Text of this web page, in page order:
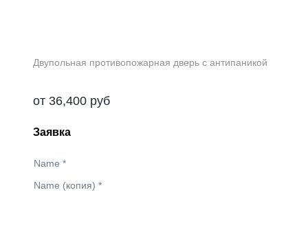
Двупольная противопожарная дверь с антипаникой
от 36,400 руб
Заявка
Name *
Name (копия) *